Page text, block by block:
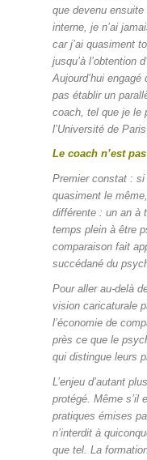
que devenu ensuite
interne, je n’ai
car j’ai quasiment
jusqu’à l’obtention
Aujourd’hui
pas établir un
coach, tel que je le
l’Université de
Le coach n’est
Premier constat : si
quasiment le
différente : un an à
temps plein à être
comparaison fait
succédané du
Pour aller au-delà
vision caricaturale
l’économie de
près ce que le
qui distingue leurs
L’enjeu d’autant
protégé. Même s’il
pratiques émises
n’interdit à
que tel. La